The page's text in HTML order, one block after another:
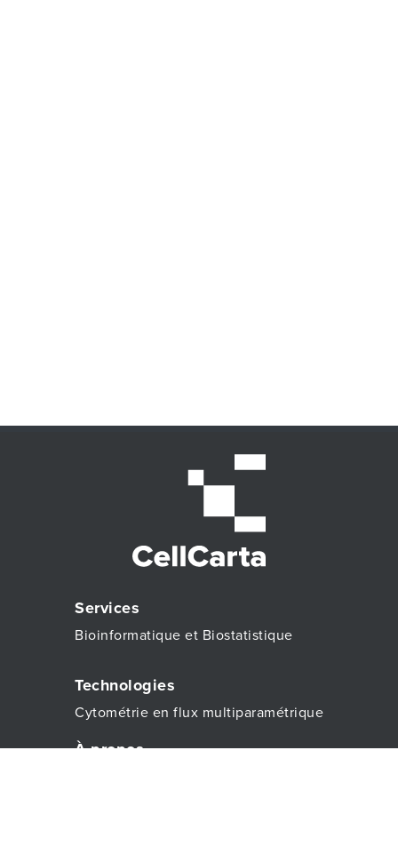
Services
Bioinformatique et Biostatistique
Technologies
Cytométrie en flux multiparamétrique
À propos